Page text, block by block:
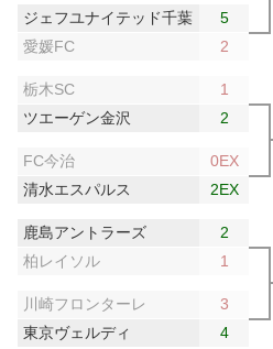
ジェフユナイテッド千葉
5
愛媛FC
2
栃木SC
1
ツエーゲン金沢
2
FC今治
0EX
清水エスパルス
2EX
鹿島アントラーズ
2
柏レイソル
1
川崎フロンターレ
3
東京ヴェルディ
4